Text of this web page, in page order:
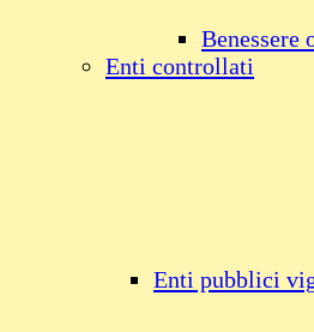
Benessere
Enti controllati
Enti pubblici